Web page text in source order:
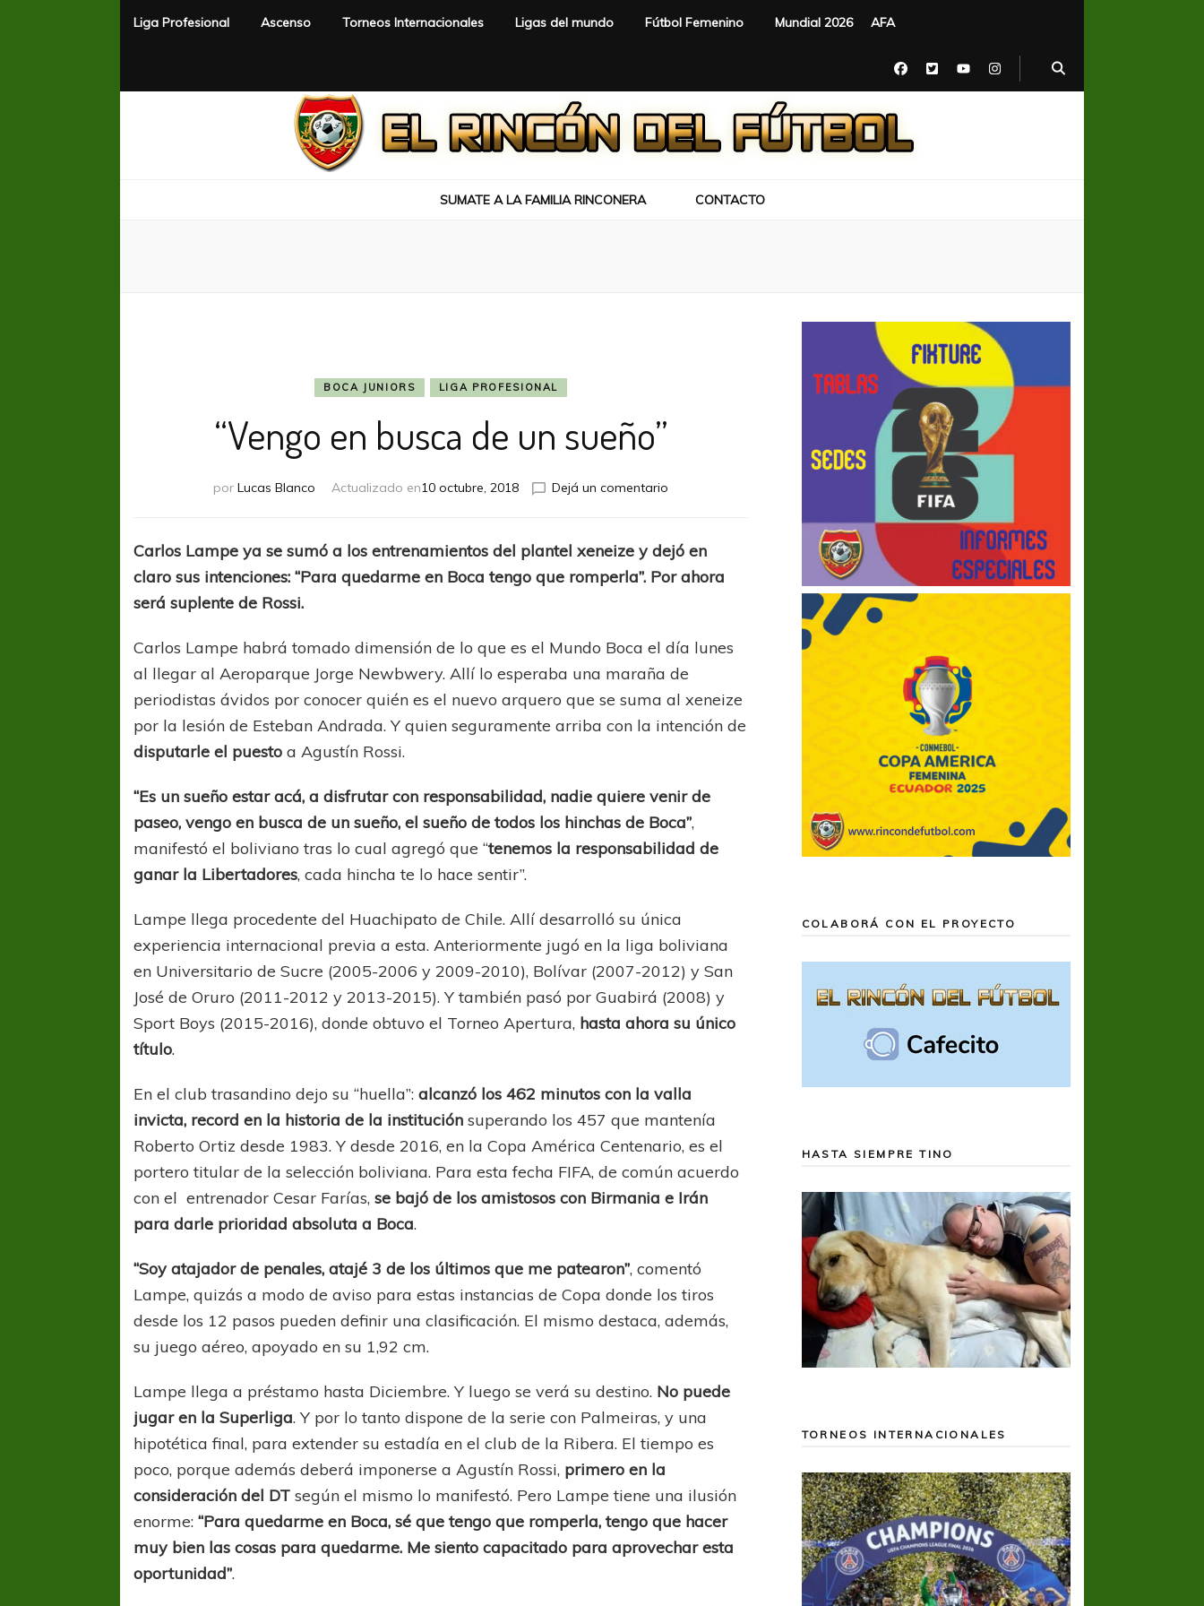
Liga Profesional Ascenso Torneos Internacionales Ligas del mundo Fútbol Femenino Mundial 2026 AFA
SUMATE A LA FAMILIA RINCONERA CONTACTO
BOCA JUNIORS LIGA PROFESIONAL
“Vengo en busca de un sueño”
por Lucas Blanco Actualizado en10 octubre, 2018 Dejá un comentario
busca
de
un
Carlos Lampe ya se sumó a los entrenamientos del plantel xeneize y dejó en
claro sus intenciones: “Para quedarme en Boca tengo que romperla”. Por ahora
será suplente de Rossi.
Carlos Lampe habrá tomado dimensión de lo que es el Mundo Boca el día lunes
al llegar al Aeroparque Jorge Newbwery. Allí lo esperaba una maraña de
periodistas ávidos por conocer quién es el nuevo arquero que se suma al xeneize
por la lesión de Esteban Andrada. Y quien seguramente arriba con la intención de
disputarle el puesto a Agustín Rossi.
“Es un sueño estar acá, a disfrutar con responsabilidad, nadie quiere venir de
paseo, vengo en busca de un sueño, el sueño de todos los hinchas de Boca”,
manifestó el boliviano tras lo cual agregó que “tenemos la responsabilidad de
ganar la Libertadores, cada hincha te lo hace sentir”.
Lampe llega procedente del Huachipato de Chile. Allí desarrolló su única
experiencia internacional previa a esta. Anteriormente jugó en la liga boliviana
en Universitario de Sucre (2005-2006 y 2009-2010), Bolívar (2007-2012) y San
José de Oruro (2011-2012 y 2013-2015). Y también pasó por Guabirá (2008) y
Sport Boys (2015-2016), donde obtuvo el Torneo Apertura, hasta ahora su único
título.
En el club trasandino dejo su “huella”:alcanzó los 462 minutos con la valla
invicta, record en la historia de la institución superando los 457 que mantenía
Roberto Ortiz desde 1983. Y desde 2016, en la Copa América Centenario, es el
portero titular de la selección boliviana. Para esta fecha FIFA, de común acuerdo
con el entrenador Cesar Farías,se bajó de los amistosos con Birmania e Irán
para darle prioridad absoluta a Boca.
“Soy atajador de penales, atajé 3 de los últimos que me patearon”, comentó
Lampe, quizás a modo de aviso para estas instancias de Copa donde los tiros
desde los 12 pasos pueden definir una clasificación. El mismo destaca, además,
su juego aéreo, apoyado en su 1,92 cm.
Lampe llega a préstamo hasta Diciembre. Y luego se verá su destino. No puede
jugar en la Superliga. Y por lo tanto dispone de la serie con Palmeiras, y una
hipotética final, para extender su estadía en el club de la Ribera. El tiempo es
poco, porque además deberá imponerse a Agustín Rossi, primero en la
consideración del DT según el mismo lo manifestó. Pero Lampe tiene una ilusión
enorme:“Para quedarme en Boca, sé que tengo que romperla, tengo que hacer
muy bien las cosas para quedarme. Me siento capacitado para aprovechar esta
oportunidad”.
COLABORÁ CON EL PROYECTO
HASTA SIEMPRE TINO
TORNEOS INTERNACIONALES